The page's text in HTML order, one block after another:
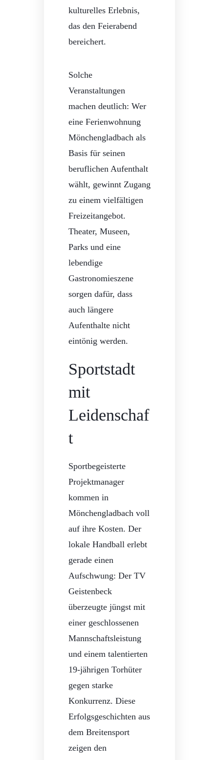
kulturelles Erlebnis,
das den Feierabend
bereichert.
Solche
Veranstaltungen
machen deutlich: Wer
eine Ferienwohnung
Mönchengladbach als
Basis für seinen
beruflichen Aufenthalt
wählt, gewinnt Zugang
zu einem vielfältigen
Freizeitangebot.
Theater, Museen,
Parks und eine
lebendige
Gastronomieszene
sorgen dafür, dass
auch längere
Aufenthalte nicht
eintönig werden.
Sportstadt
mit
Leidenschaf
t
Sportbegeisterte
Projektmanager
kommen in
Mönchengladbach voll
auf ihre Kosten. Der
lokale Handball erlebt
gerade einen
Aufschwung: Der TV
Geistenbeck
überzeugte jüngst mit
einer geschlossenen
Mannschaftsleistung
und einem talentierten
19-jährigen Torhüter
gegen starke
Konkurrenz. Diese
Erfolgsgeschichten aus
dem Breitensport
zeigen den